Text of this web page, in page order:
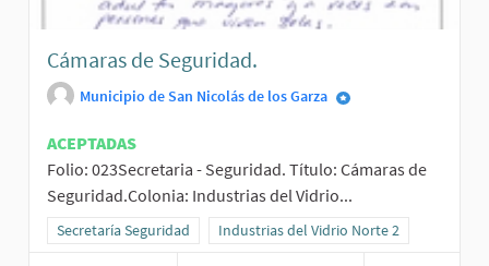
Cámaras de Seguridad.
Municipio de San Nicolás de los Garza
ACEPTADAS
Folio: 023Secretaria - Seguridad. Título: Cámaras de
Seguridad.Colonia: Industrias del Vidrio...
Resultados al filtrar por la categoría: Secretaría Seguridad
Secretaría Seguridad Resultados al filtrar por el ámbito:
Industrias del Vidrio Norte 2